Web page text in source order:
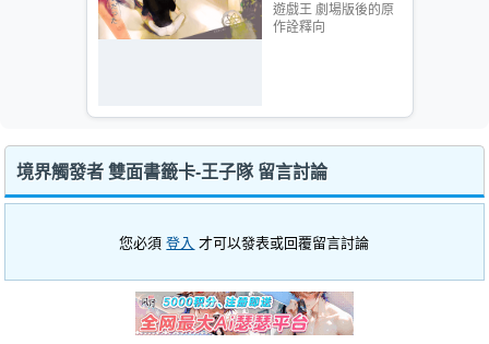
遊戲王 劇場版後的原
作詮釋向
境界觸發者 雙面書籤卡-王子隊 留言討論
您必須登入 才可以發表或回覆留言討論